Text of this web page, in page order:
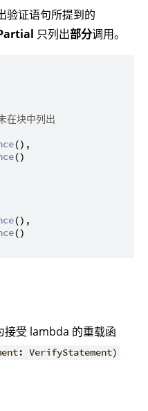
验证语句所提到的
只列出部分调用。
块中列出
(),
()
(),
()
接受 lambda 的重载函
VerifyStatement)